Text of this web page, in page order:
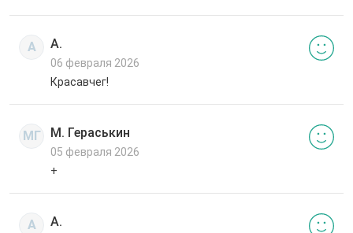
А А.
06 февраля 2026
Красавчег!
МГ М. Гераськин
05 февраля 2026
+
А А.